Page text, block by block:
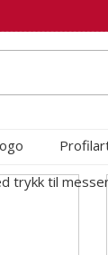
trykk til